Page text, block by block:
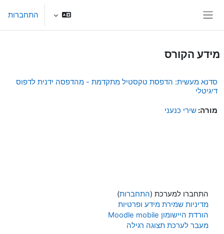
התחברות
מידע הקורס
סדנא מעשית: הדפסת טקסטיל מתקדמת - מהדפסה ידנית לדפוס
דיגיטלי
מורה: שירי כנעני
התחברו למערכת (התחברות)
מדיניות שמירת מידע ופרטיות
הורדת היישומון Moodle mobile
מעבר לערכת תצוגה רגילה